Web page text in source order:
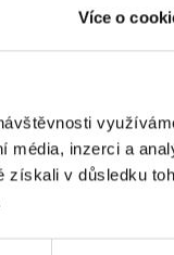
Více o
média, inzerci a
získali v důsledku
lze topení vypnout a